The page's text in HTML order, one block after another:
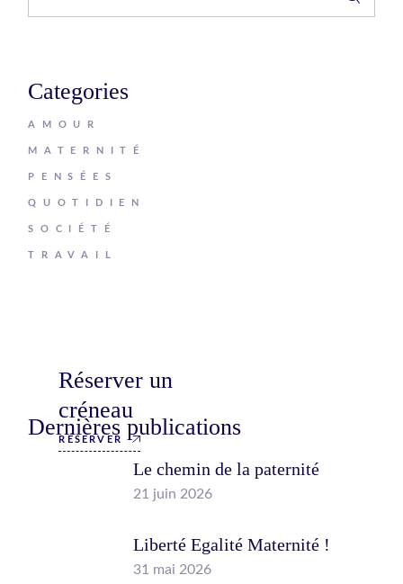
Categories
AMOUR
MATERNITÉ
PENSÉES
QUOTIDIEN
SOCIÉTÉ
TRAVAIL
Réserver un
créneau
RÉSERVER
Dernières publications
Le chemin de la paternité
21 juin 2026
Liberté Egalité Maternité !
31 mai 2026